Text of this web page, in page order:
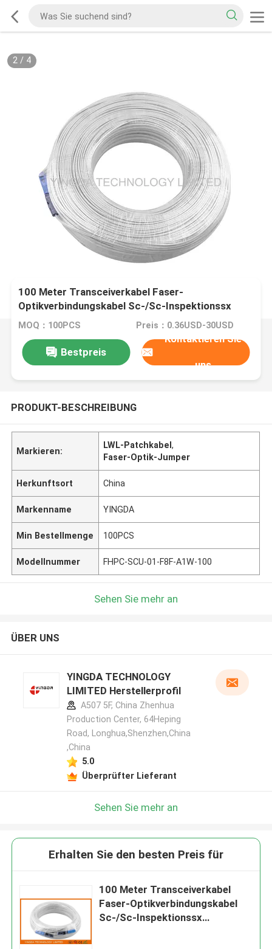
2/ 4
100 Meter Transceiverkabel Faser-
Optikverbindungskabel Sc-/Sc-Inspektionssx
Verbindungskabel-FTTH
MOQ：100PCS Preis：0.36USD-30USD
Bestpreis
Kontaktieren Sie
uns
PRODUKT-BESCHREIBUNG
Markieren:
LWL-Patchkabel,
Faser-Optik-Jumper
Herkunftsort China
Markenname YINGDA
Min Bestellmenge 100PCS
Modellnummer FHPC-SCU-01-F8F-A1W-100
Sehen Sie mehr an
ÜBER UNS
YINGDA TECHNOLOGY
LIMITED Herstellerprofil
A507 5F, China Zhenhua
Production Center, 64Heping
Road, Longhua,Shenzhen,China
,China
5.0
Überprüfter Lieferant
Sehen Sie mehr an
Erhalten Sie den besten Preis für
100 Meter Transceiverkabel
Faser-Optikverbindungskabel
Sc-/Sc-Inspektionssx